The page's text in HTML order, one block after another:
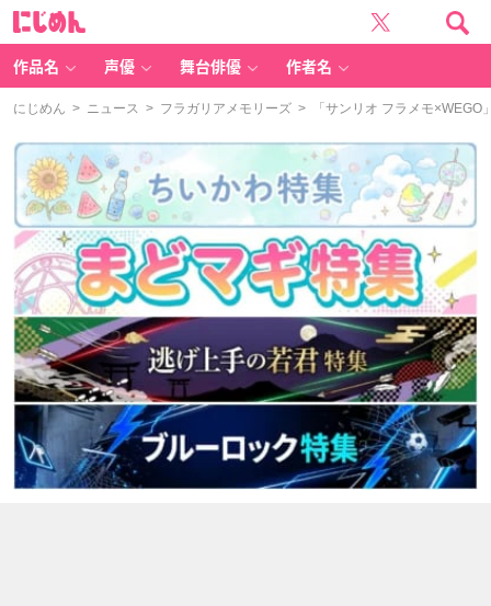
作品名 声優 舞台俳優 作者名
にじめん > ニュース > フラガリアメモリーズ > 「サンリオ フラメモ×WEGO